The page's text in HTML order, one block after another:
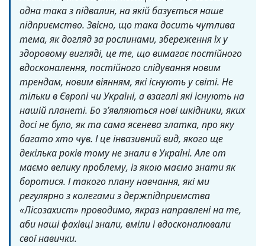
одна така з підвалин, на якій базується наше
підприємство. Звісно, що така досить чутлива
тема, як догляд за рослинами, збереження їх у
здоровому вигляді, це те, що вимагає постійного
вдосконалення, постійного слідування новим
трендам, новим віянням, які існують у світі. Не
тільки в Європі чи Україні, а взагалі які існують на
нашій планеті. Бо зʼявляються нові шкідники, яких
досі не було, як та сама ясенева златка, про яку
багато хто чув. І це інвазивний вид, якого ще
декілька років тому не знали в Україні. Але от
маємо велику проблему, із якою маємо знати як
боротися. І такого плану навчання, які ми
регулярно з колегами з держпідприємства
«Лісозахист» проводимо, якраз направлені на те,
аби наші фахівці знали, вміли і вдосконалювали
свої навички.